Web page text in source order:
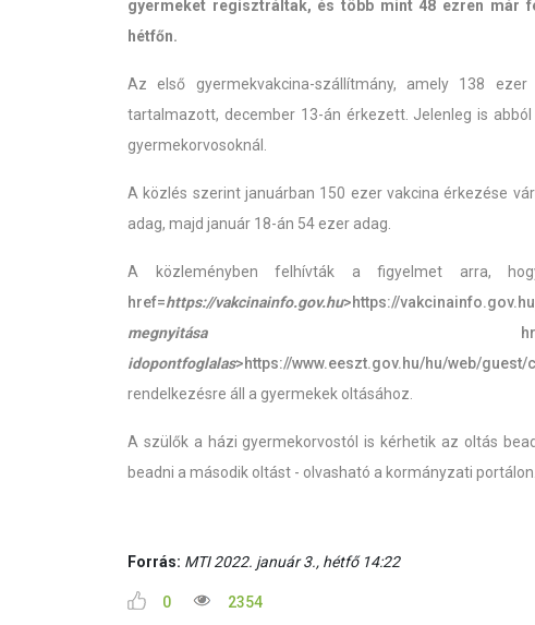
gyermeket regisztráltak, és több mint 48 ezren már
hétfőn.
Az első gyermekvakcina-szállítmány, amely 138
tartalmazott, december 13-án érkezett. Jelenleg is
gyermekorvosoknál.
A közlés szerint januárban 150 ezer vakcina érkezése
adag, majd január 18-án 54 ezer adag.
A közleményben felhívták a figyelmet arra,
href=https://vakcinainfo.gov.hu>https://vakcinainfo.gov.hu
megnyitása
idopontfoglalas>https://www.eeszt.gov.hu/hu/web/
rendelkezésre áll a gyermekek oltásához.
A szülők a házi gyermekorvostól is kérhetik az oltás
beadni a második oltást - olvasható a kormányzati portálon.
Forrás: MTI 2022. január 3., hétfő 14:22
0 2354